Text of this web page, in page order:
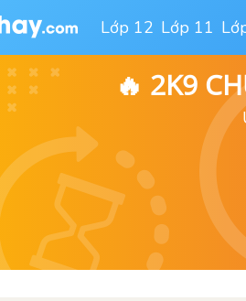
Lớp 12 Lớp 11
🔥 2K9